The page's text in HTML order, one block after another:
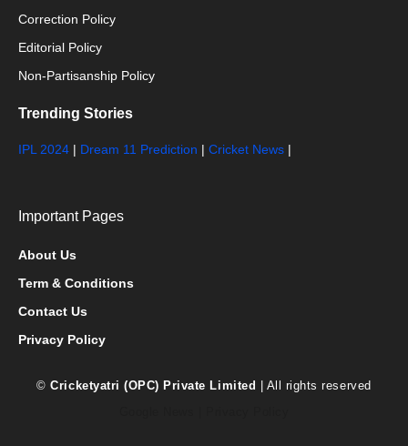
Correction Policy
Editorial Policy
Non-Partisanship Policy
Trending Stories
IPL 2024 | Dream 11 Prediction | Cricket News |
Important Pages
About Us
Term & Conditions
Contact Us
Privacy Policy
©Cricketyatri (OPC) Private Limited
| All rights reserved